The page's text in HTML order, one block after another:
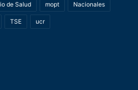
de Salud mopt Nacionales
TSE ucr